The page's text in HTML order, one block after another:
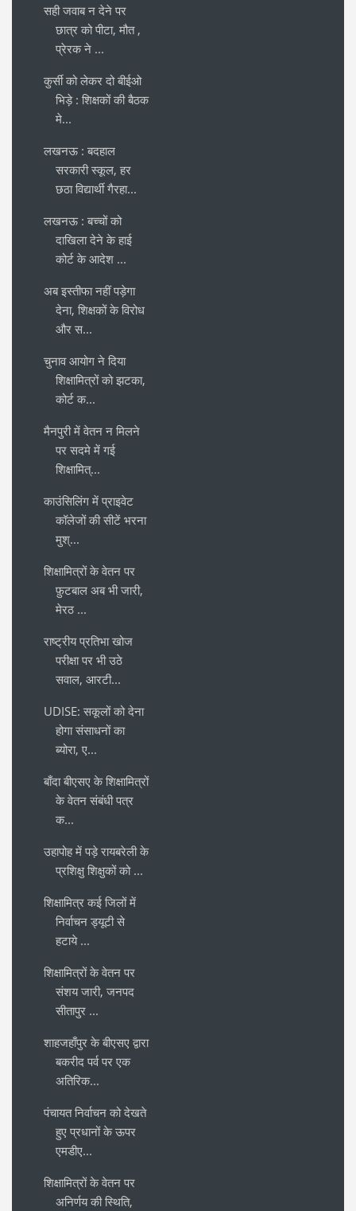
सही जवाब न देने पर
छात्र को पीटा, मौत ,
प्रेरक ने ...
कुर्सी को लेकर दो बीईओ
भिड़े : शिक्षकों की बैठक
मे...
लखनऊ : बदहाल
सरकारी स्कूल, हर
छठा विद्यार्थी गैरहा...
लखनऊ : बच्चों को
दाखिला देने के हाई
कोर्ट के आदेश ...
अब इस्तीफा नहीं पड़ेगा
देना, शिक्षकों के विरोध
और स...
चुनाव आयोग ने दिया
शिक्षामित्रों को झटका,
कोर्ट क...
मैनपुरी में वेतन न मिलने
पर सदमे में गई
शिक्षामित्...
काउंसिलिंग में प्राइवेट
कॉलेजों की सीटें भरना
मुश्...
शिक्षामित्रों के वेतन पर
फ़ुटबाल अब भी जारी,
मेरठ ...
राष्ट्रीय प्रतिभा खोज
परीक्षा पर भी उठे
सवाल, आरटी...
UDISE: सकूलों को देना
होगा संसाधनों का
ब्योरा, ए...
बाँदा बीएसए के शिक्षामित्रों
के वेतन संबंधी पत्र
क...
उहापोह में पड़े रायबरेली के
प्रशिक्षु शिक्षुकों को ...
शिक्षामित्र कई जिलों में
निर्वाचन ड्यूटी से
हटाये ...
शिक्षामित्रों के वेतन पर
संशय जारी, जनपद
सीतापुर ...
शाहजहाँपुर के बीएसए द्वारा
बकरीद पर्व पर एक
अतिरिक...
पंचायत निर्वाचन को देखते
हुए प्रधानों के ऊपर
एमडीए...
शिक्षामित्रों के वेतन पर
अनिर्णय की स्थिति,